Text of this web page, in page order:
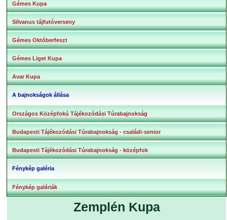
Gémes Kupa
Silvanus tájfutóverseny
Gémes Októberfeszt
Gémes Liget Kupa
Avar Kupa
A bajnokságok állása
Országos Középfokú Tájékozódási Túrabajnokság
Budapesti Tájékozódási Túrabajnokság - családi-senior
Budapesti Tájékozódási Túrabajnokság - középfok
Fénykép galéria
Fénykép galériák
Zemplén Kupa